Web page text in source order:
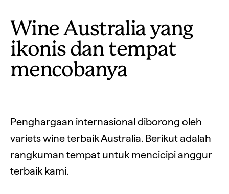
Wine Australia yang
ikonis dan tempat
mencobanya
Penghargaan internasional diborong oleh
variets wine terbaik Australia. Berikut adalah
rangkuman tempat untuk mencicipi anggur
terbaik kami.